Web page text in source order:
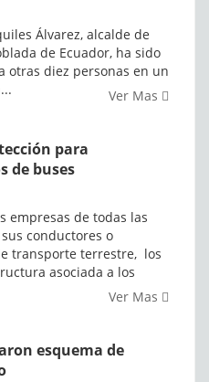
Álvarez, alcalde de
de Ecuador, ha sido
otras diez personas en un
Ver Mas
para
de buses
de todas las
conductores o
transporte terrestre, los
asociada a los
Ver Mas
esquema de